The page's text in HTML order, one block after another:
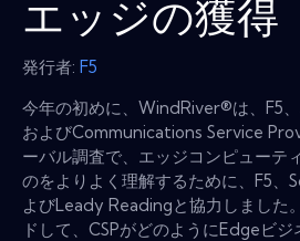
エッジの獲得
発行者: F5
今年の初めに、WindRiver®は、F5
およびCommunications Service
ーバル調査で、エッジコンピューテ
のをよりよく理解するために、F5
よびLeady Readingと協力しました
ドして、CSPがどのようにEdgeビ